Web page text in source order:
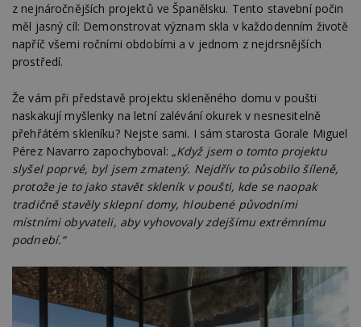
z nejnáročnějších projektů ve Španělsku. Tento stavební počin
měl jasný cíl: Demonstrovat význam skla v každodenním životě
napříč všemi ročními obdobími a v jednom z nejdrsnějších
prostředí.
Že vám při představě projektu skleněného domu v poušti
naskakují myšlenky na letní zalévání okurek v nesnesitelně
přehřátém skleníku? Nejste sami. I sám starosta Gorale Miguel
Pérez Navarro zapochyboval: „Když jsem o tomto projektu
slyšel poprvé, byl jsem zmatený. Nejdřív to působilo šíleně,
protože je to jako stavět skleník v poušti, kde se naopak
tradičně stavěly sklepní domy, hloubené původními
místními obyvateli, aby vyhovovaly zdejšímu extrémnímu
podnebí.“